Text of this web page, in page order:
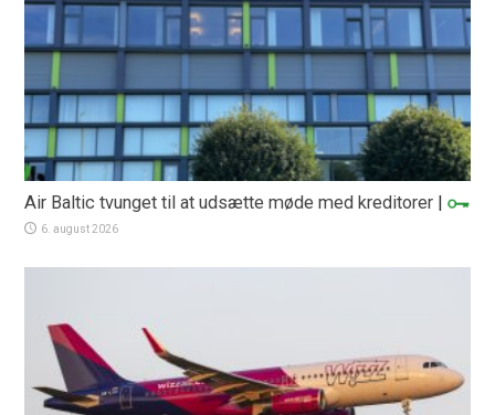
Air Baltic tvunget til at udsætte møde med kreditorer |
6. august 2026